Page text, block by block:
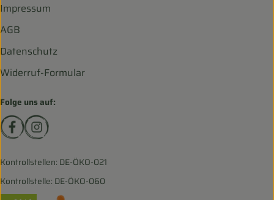
Impressum
AGB
Datenschutz
Widerruf-Formular
Folge uns auf:
Externer Link zu https://www.facebook.com/
Externer Link zu https://www.instagram.com/
Kontrollstellen: DE-ÖKO-021
Kontrollstelle: DE-ÖKO-060